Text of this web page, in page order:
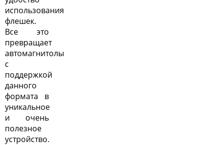
использования
флешек.
Все это
превращает
автомагнитолы
с
поддержкой
данного
формата в
уникальное
и очень
полезное
устройство.